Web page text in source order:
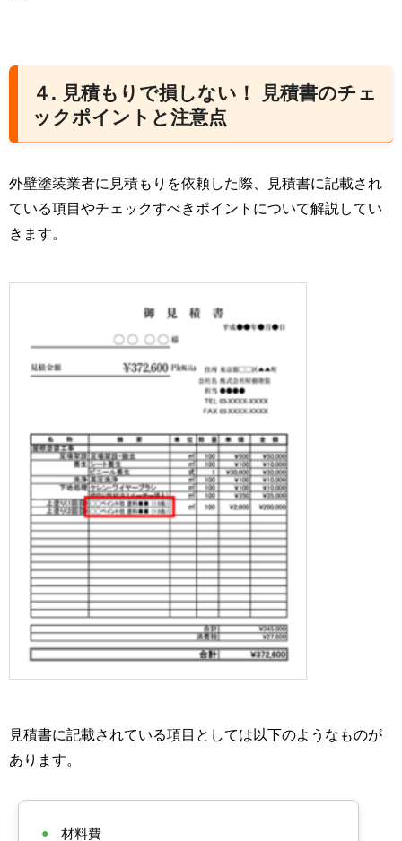
４. 見積もりで損しない！ 見積書のチェ
ックポイントと注意点
外壁塗装業者に見積もりを依頼した際、見積書に記載され
ている項目やチェックすべきポイントについて解説してい
きます。
見積書に記載されている項目としては以下のようなものが
あります。
● 材料費